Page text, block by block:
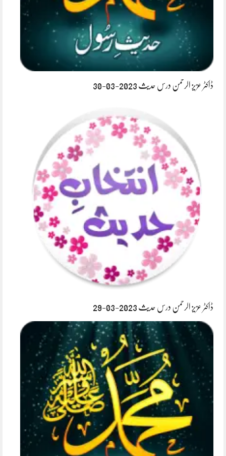
ڈاکٹر عزیز الرحمن درس حدیث 2023-03-30
ڈاکٹر عزیز الرحمن درس حدیث 2023-03-29